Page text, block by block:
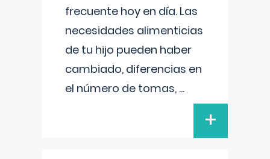
frecuente hoy en día. Las
necesidades alimenticias
de tu hijo pueden haber
cambiado, diferencias en
el número de tomas, ...
+